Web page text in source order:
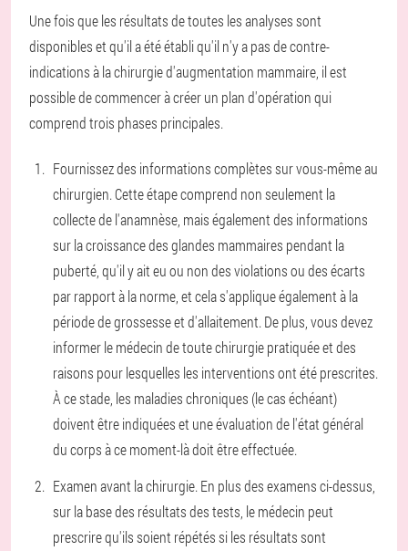
Une fois que les résultats de toutes les analyses sont
disponibles et qu'il a été établi qu'il n'y a pas de contre-
indications à la chirurgie d'augmentation mammaire, il est
possible de commencer à créer un plan d'opération qui
comprend trois phases principales.
Fournissez des informations complètes sur vous-même au
chirurgien. Cette étape comprend non seulement la
collecte de l'anamnèse, mais également des informations
sur la croissance des glandes mammaires pendant la
puberté, qu'il y ait eu ou non des violations ou des écarts
par rapport à la norme, et cela s'applique également à la
période de grossesse et d'allaitement. De plus, vous devez
informer le médecin de toute chirurgie pratiquée et des
raisons pour lesquelles les interventions ont été prescrites.
À ce stade, les maladies chroniques (le cas échéant)
doivent être indiquées et une évaluation de l'état général
du corps à ce moment-là doit être effectuée.
Examen avant la chirurgie. En plus des examens ci-dessus,
sur la base des résultats des tests, le médecin peut
prescrire qu'ils soient répétés si les résultats sont